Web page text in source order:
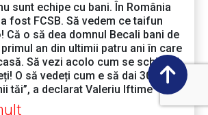
sunt echipe cu bani. În România
fost FCSB. Să vedem ce taifun
Că o să dea domnul Becali bani de
an din ultimii patru ani în care
Să vezi acolo cum se schimbă
O să vedeți cum e să dai 30.000
tăi”, a declarat Valeriu Iftime